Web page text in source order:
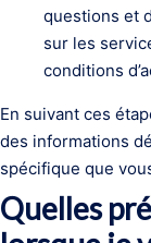
questions et
sur les
conditions
En suivant ces
des informations
spécifique que
Quelles